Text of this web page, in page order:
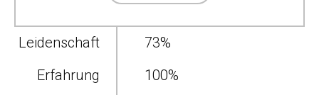
Leidenschaft 73%
Erfahrung
100%